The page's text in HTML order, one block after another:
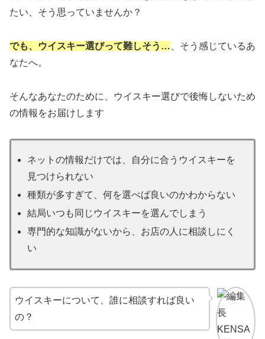
たい、そう思っていませんか？
でも、ウイスキー選びって難しそう… 、そう感じているあ
なたへ。
そんなあなたのために、ウイスキー選びで後悔しないため
の情報をお届けします
ネットの情報だけでは、自分に合うウイスキーを
見つけられない
種類が多すぎて、何を選べば良いのかわからない
結局いつも同じウイスキーを選んでしまう
専門的な知識がないから、お店の人に相談しにく
い
ウイスキーについて、誰に相談すれば良い
の？